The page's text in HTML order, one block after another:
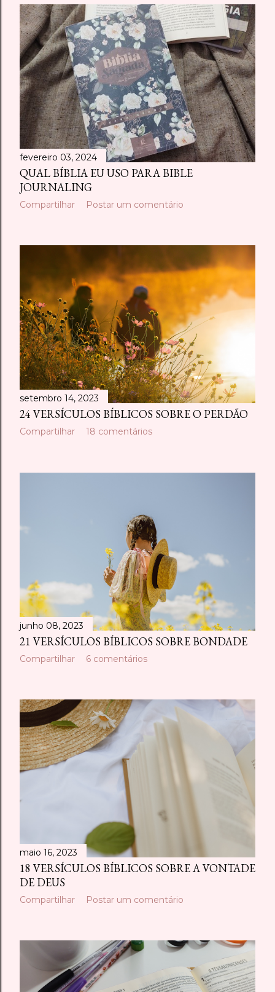
fevereiro 03, 2024
QUAL BÍBLIA EU USO PARA BIBLE
JOURNALING
Compartilhar Postar um comentário
setembro 14, 2023
24 VERSÍCULOS BÍBLICOS SOBRE O PERDÃO
Compartilhar 18 comentários
junho 08, 2023
21 VERSÍCULOS BÍBLICOS SOBRE BONDADE
Compartilhar 6 comentários
maio 16, 2023
18 VERSÍCULOS BÍBLICOS SOBRE A VONTADE
DE DEUS
Compartilhar Postar um comentário